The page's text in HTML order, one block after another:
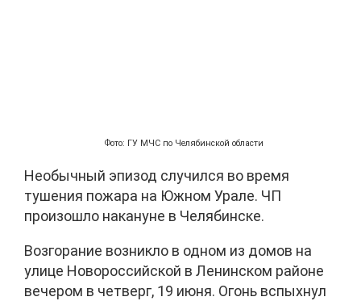
Фото: ГУ МЧС по Челябинской области
Необычный эпизод случился во время
тушения пожара на Южном Урале. ЧП
произошло накануне в Челябинске.
Возгорание возникло в одном из домов на
улице Новороссийской в Ленинском районе
вечером в четверг, 19 июня. Огонь вспыхнул